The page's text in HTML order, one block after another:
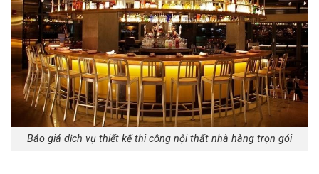
Báo giá dịch vụ thiết kế thi công nội thất nhà hàng trọn gói